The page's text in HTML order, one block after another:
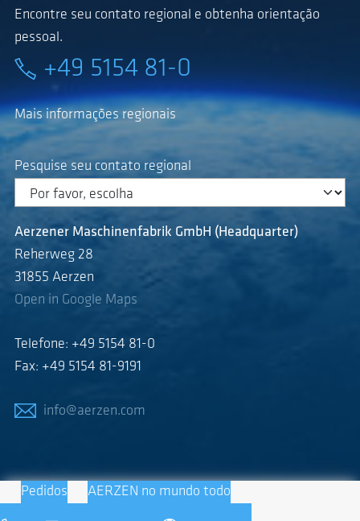
Encontre seu contato regional e obtenha orientação
pessoal.
+49 5154 81-0
Mais informações regionais
Pesquise seu contato regional
Aerzener Maschinenfabrik GmbH (Headquarter)
Reherweg 28
31855 Aerzen
Open in Google Maps
Telefone: +49 5154 81-0
Fax: +49 5154 81-9191
info@aerzen.com
Pedidos AERZEN no mundo todo